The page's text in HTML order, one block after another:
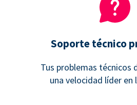
Soporte técnico
Tus problemas técnicos
una velocidad líder en